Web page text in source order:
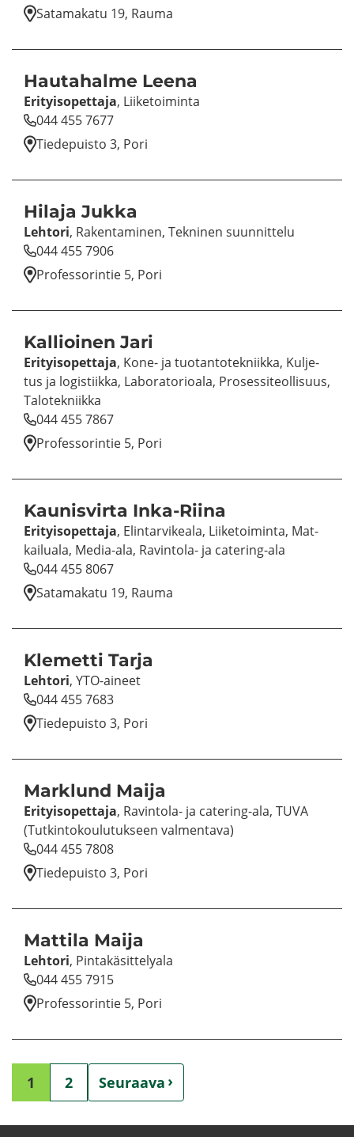
Sa­ta­ma­ka­tu 19, Rauma
Hau­ta­hal­me Leena
Eri­tyi­so­pet­ta­ja, Lii­ke­toi­min­ta
044 455 7677
Tie­de­puis­to 3, Pori
Hi­la­ja Jukka
Leh­to­ri, Ra­ken­ta­mi­nen, Tek­ni­nen suun­nit­te­lu
044 455 7906
Pro­fes­so­rin­tie 5, Pori
Kal­lioi­nen Jari
Eri­tyi­so­pet­ta­ja, Kone- ja tuo­tan­to­tek­niik­ka, Kul­je­
tus ja lo­gis­tiik­ka, La­bo­ra­to­rio­ala, Pro­ses­si­teol­li­suus,
Ta­lo­tek­niik­ka
044 455 7867
Pro­fes­so­rin­tie 5, Pori
Kau­nis­vir­ta Inka-​Riina
Eri­tyi­so­pet­ta­ja, Elin­tar­vi­kea­la, Lii­ke­toi­min­ta, Mat­
kai­lua­la, Media-​ala, Ravintola-​ ja catering-​ala
044 455 8067
Sa­ta­ma­ka­tu 19, Rauma
Kle­met­ti Tarja
Leh­to­ri, YTO-​aineet
044 455 7683
Tie­de­puis­to 3, Pori
Marklund Maija
Eri­tyi­so­pet­ta­ja, Ravintola-​ ja catering-​ala, TUVA
(Tut­kin­to­kou­lu­tuk­seen val­men­ta­va)
044 455 7808
Tie­de­puis­to 3, Pori
Mat­ti­la Maija
Leh­to­ri, Pin­ta­kä­sit­te­ly­ala
044 455 7915
Pro­fes­so­rin­tie 5, Pori
1 2 Seu­raa­va